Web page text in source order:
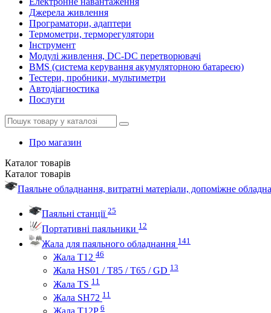
Джерела живлення
Програматори, адаптери
Термометри, терморегулятори
Інструмент
Модулі живлення, DC-DC перетворювачі
BMS (система керування акумуляторною батареєю)
Тестери, пробники, мультиметри
Автодіагностика
Послуги
Про магазин
Каталог товарів
Каталог товарів
Паяльне обладнання, витратні матеріали, допоміжне
Паяльні станції 25
Портативні паяльники 12
Жала для паяльного обладнання 141
Жала Т12 46
Жала HS01 / T85 / T65 / GD 13
Жала TS 11
Жала SH72 11
6